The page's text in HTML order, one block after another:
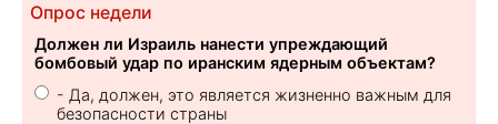
Опрос недели
Должен ли Израиль нанести упреждающий
бомбовый удар по иранским ядерным объектам?
- Да, должен, это является жизненно важным для
безопасности страны